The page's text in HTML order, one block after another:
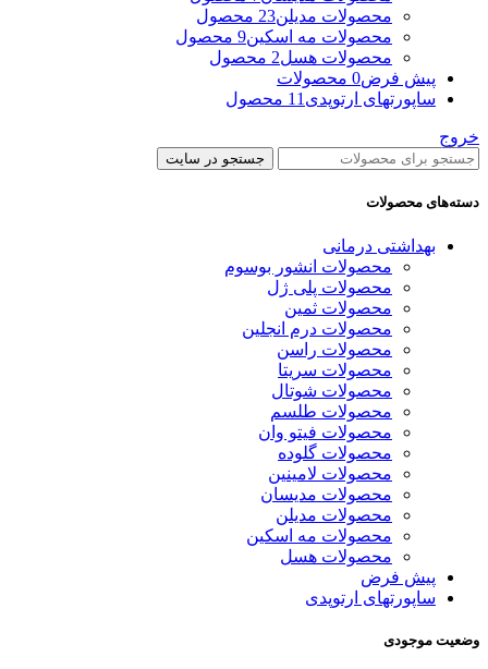
محصولات مدیلن23 محصول
محصولات مه اسکین9 محصول
محصولات هسل2 محصول
پیش فرض0 محصولات
ساپورتهای ارتوپدی 11 محصول
خروج
جستجو در سایت
دسته‌های محصولات
بهداشتی درمانی
محصولات انشور بوسوم
محصولات پلی ژل
محصولات ثمین
محصولات درم انجلین
محصولات راسن
محصولات سریتا
محصولات شوتال
محصولات طلسم
محصولات فیتو وان
محصولات گلوده
محصولات لامینین
محصولات مدیسان
محصولات مدیلن
محصولات مه اسکین
محصولات هسل
پیش فرض
ساپورتهای ارتوپدی
وضعیت موجودی